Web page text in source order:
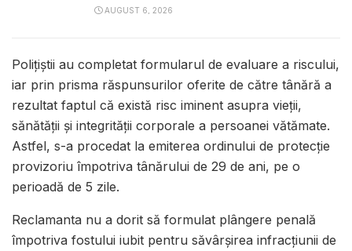
AUGUST 6, 2026
Polițiștii au completat formularul de evaluare a riscului,
iar prin prisma răspunsurilor oferite de către tânără a
rezultat faptul că există risc iminent asupra vieții,
sănătății și integrității corporale a persoanei vătămate.
Astfel, s-a procedat la emiterea ordinului de protecție
provizoriu împotriva tânărului de 29 de ani, pe o
perioadă de 5 zile.
Reclamanta nu a dorit să formulat plângere penală
împotriva fostului iubit pentru săvârşirea infracţiunii de